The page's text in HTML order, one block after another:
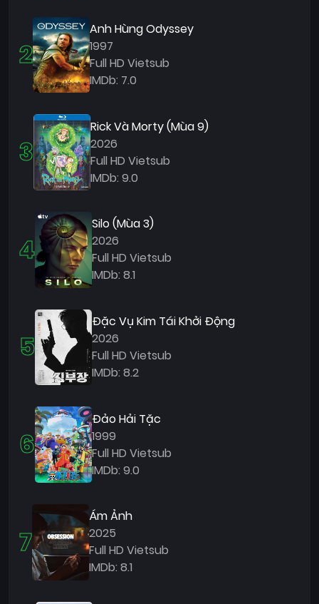
2
Anh Hùng Odyssey
1997
Full HD Vietsub
IMDb: 7.0
3
Rick Và Morty (Mùa 9)
2026
Full HD Vietsub
IMDb: 9.0
4
Silo (Mùa 3)
2026
Full HD Vietsub
IMDb: 8.1
5
Đặc Vụ Kim Tái Khởi Động
2026
Full HD Vietsub
IMDb: 8.2
6
Đảo Hải Tặc
1999
Full HD Vietsub
IMDb: 9.0
7
Ám Ảnh
2025
Full HD Vietsub
IMDb: 8.1